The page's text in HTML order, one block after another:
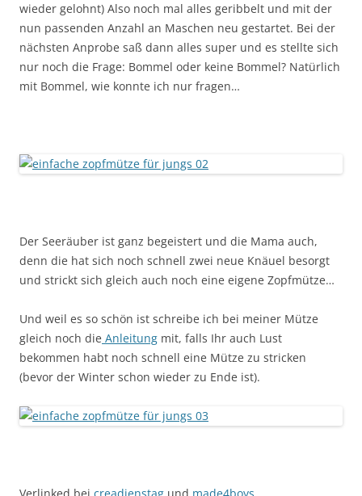
wieder gelohnt) Also noch mal alles geribbelt und mit der
nun passenden Anzahl an Maschen neu gestartet. Bei der
nächsten Anprobe saß dann alles super und es stellte sich
nur noch die Frage: Bommel oder keine Bommel? Natürlich
mit Bommel, wie konnte ich nur fragen…
Der Seeräuber ist ganz begeistert und die Mama auch,
denn die hat sich noch schnell zwei neue Knäuel besorgt
und strickt sich gleich auch noch eine eigene Zopfmütze…
Und weil es so schön ist schreibe ich bei meiner Mütze
gleich noch die Anleitung mit, falls Ihr auch Lust
bekommen habt noch schnell eine Mütze zu stricken
(bevor der Winter schon wieder zu Ende ist).